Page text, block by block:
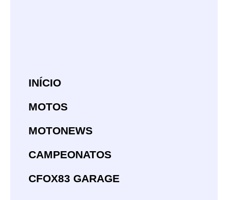
INÍCIO
MOTOS
MOTONEWS
CAMPEONATOS
CFOX83 GARAGE